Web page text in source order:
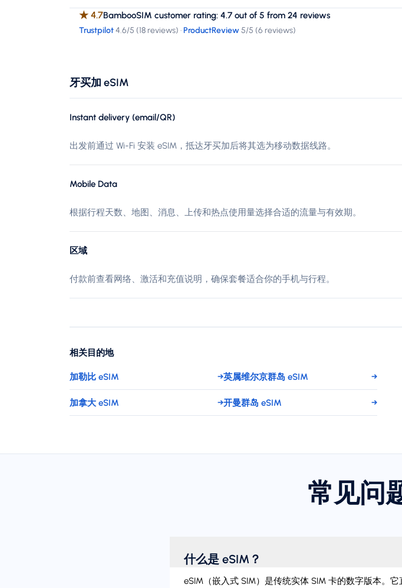
★ 4.7BambooSIM customer rating: 4.7 out of 5 from 24 reviews
Trustpilot4.6/5 (18 reviews) ·ProductReview5/5 (6 reviews)
牙买加 eSIM
Instant delivery (email/QR)
出发前通过 Wi-Fi 安装 eSIM，抵达牙买加后将其选为移动数据线路。
Mobile Data
根据行程天数、地图、消息、上传和热点使用量选择合适的流量与有效期。
区域
付款前查看网络、激活和充值说明，确保套餐适合你的手机与行程。
相关目的地
加勒比 eSIM →英属维尔京群岛 eSIM →
加拿大 eSIM →开曼群岛 eSIM →
常见问
什么是 eSIM？
eSIM（嵌入式 SIM）是传统实体 SIM 卡的数字版本。